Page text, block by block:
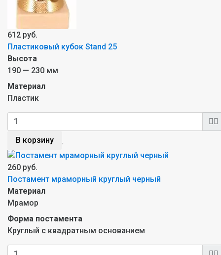
612 руб.
Пластиковый кубок Stand 25
Высота
190 — 230 мм
Материал
Пластик
В корзину
260 руб.
Постамент мраморный круглый черный
Материал
Мрамор
Форма постамента
Круглый с квадратным основанием